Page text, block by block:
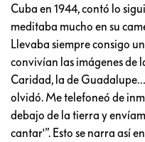
Cuba en 1944, contó lo
meditaba mucho en su
Llevaba siempre consigo
convivían las imágenes de
Caridad, la de
olvidó. Me telefoneó de
debajo de la tierra y
cantar'”. Esto se narra así